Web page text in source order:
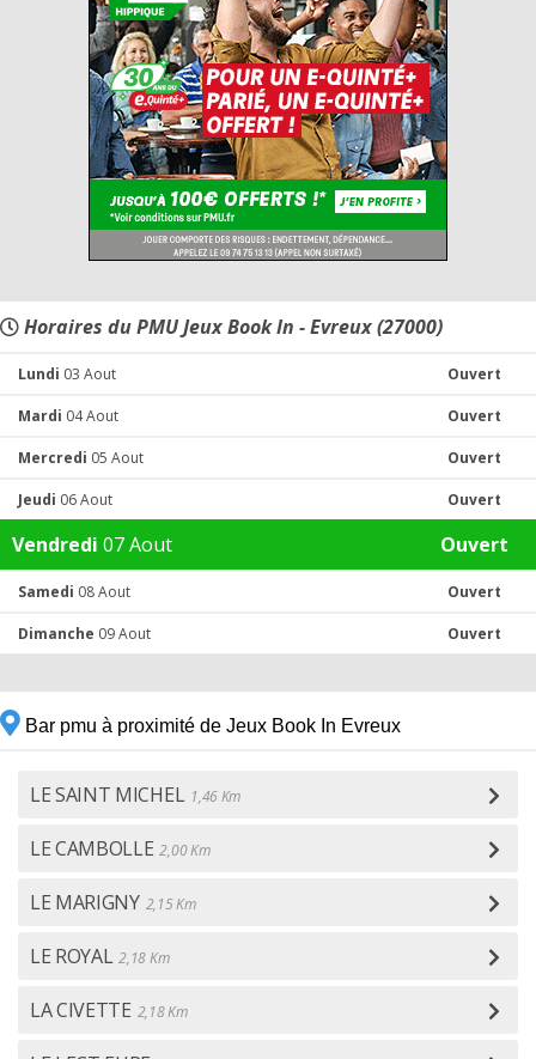
Horaires du PMU Jeux Book In - Evreux (27000)
Lundi 03 Aout Ouvert
Mardi 04 Aout Ouvert
Mercredi 05 Aout Ouvert
Jeudi 06 Aout Ouvert
Vendredi 07 Aout Ouvert
Samedi 08 Aout Ouvert
Dimanche 09 Aout Ouvert
Bar pmu à proximité de Jeux Book In Evreux
LE SAINT MICHEL 1,46 Km
LE CAMBOLLE 2,00 Km
LE MARIGNY 2,15 Km
LE ROYAL 2,18 Km
LA CIVETTE 2,18 Km